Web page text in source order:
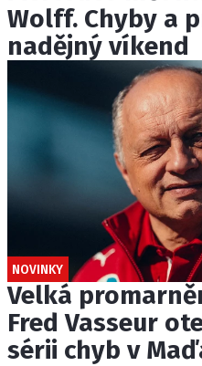
Wolff. Chyby a
nadějný víkend
NOVINKY
Velká
Fred Vasseur
sérii chyb v